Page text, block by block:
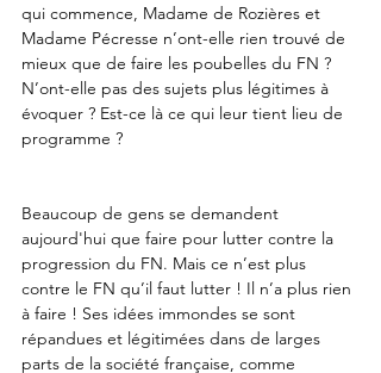
qui commence, Madame de Rozières et
Madame Pécresse n’ont-elle rien trouvé de
mieux que de faire les poubelles du FN ?
N’ont-elle pas des sujets plus légitimes à
évoquer ? Est-ce là ce qui leur tient lieu de
programme ?
Beaucoup de gens se demandent
aujourd'hui que faire pour lutter contre la
progression du FN. Mais ce n’est plus
contre le FN qu’il faut lutter ! Il n’a plus rien
à faire ! Ses idées immondes se sont
répandues et légitimées dans de larges
parts de la société française, comme